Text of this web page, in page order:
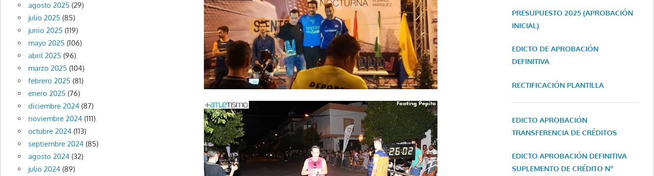
agosto 2025 (29)
julio 2025 (85)
junio 2025 (119)
mayo 2025 (106)
abril 2025 (96)
marzo 2025 (104)
febrero 2025 (81)
enero 2025 (76)
diciembre 2024(87)
noviembre 2024(111)
octubre 2024(113)
septiembre 2024(85)
agosto 2024(32)
julio 2024(89)
PRESUPUESTO 2025 (APROBACIÓN
INICIAL)
EDICTO DE APROBACIÓN
DEFINITIVA
RECTIFICACIÓN PLANTILLA
EDICTO APROBACIÓN
TRANSFERENCIA DE CRÉDITOS
EDICTO APROBACIÓN DEFINITIVA
SUPLEMENTO DE CRÉDITO Nº